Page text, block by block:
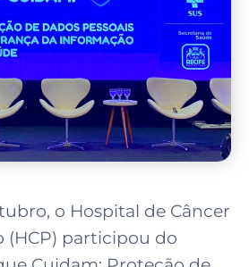
o Hospital de Câncer
(HCP) participou do